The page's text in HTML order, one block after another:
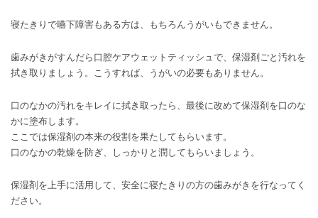
寝たきりで嚥下障害もある方は、もちろんうがいもできません。
歯みがきがすんだら口腔ケアウェットティッシュで、保湿剤ごと汚れを
拭き取りましょう。こうすれば、うがいの必要もありません。
口のなかの汚れをキレイに拭き取ったら、最後に改めて保湿剤を口のな
かに塗布します。
ここでは保湿剤の本来の役割を果たしてもらいます。
口のなかの乾燥を防ぎ、しっかりと潤してもらいましょう。
保湿剤を上手に活用して、安全に寝たきりの方の歯みがきを行なってく
ださい。